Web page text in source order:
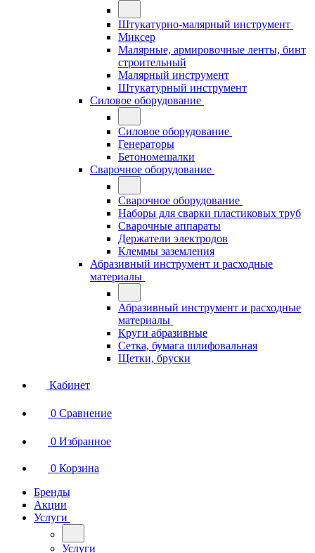
Штукатурно-малярный инструмент
Миксер
Малярные, армировочные ленты, бинт
строительный
Малярный инструмент
Штукатурный инструмент
Силовое оборудование
Силовое оборудование
Генераторы
Бетономешалки
Сварочное оборудование
Сварочное оборудование
Наборы для сварки пластиковых труб
Сварочные аппараты
Держатели электродов
Клеммы заземления
Абразивный инструмент и расходные
материалы
Абразивный инструмент и расходные
материалы
Круги абразивные
Сетка, бумага шлифовальная
Щетки, бруски
Кабинет
0 Сравнение
0 Избранное
0 Корзина
Бренды
Акции
Услуги
Услуги